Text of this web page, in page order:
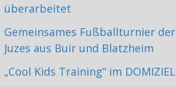
überarbeitet
Gemeinsames Fußballturnier der
Juzes aus Buir und Blatzheim
„Cool Kids Training“ im DOMIZIEL